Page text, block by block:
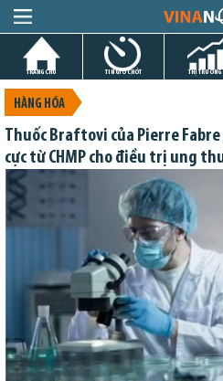
TRANG CHỦ TIN GIỜ CHÓT THỊ TRƯỜNG
HÀNG HÓA
Thuốc Braftovi của Pierre
cực từ CHMP cho điều trị ung